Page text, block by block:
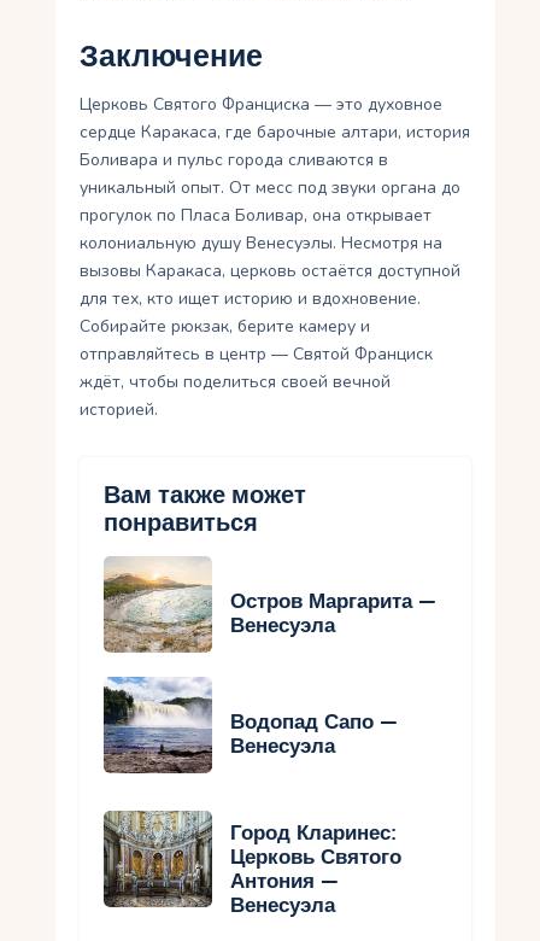
Заключение
Церковь Святого Франциска — это духовное
сердце Каракаса, где барочные алтари, история
Боливара и пульс города сливаются в
уникальный опыт. От месс под звуки органа до
прогулок по Пласа Боливар, она открывает
колониальную душу Венесуэлы. Несмотря на
вызовы Каракаса, церковь остаётся доступной
для тех, кто ищет историю и вдохновение.
Собирайте рюкзак, берите камеру и
отправляйтесь в центр — Святой Франциск
ждёт, чтобы поделиться своей вечной
историей.
Вам также может
понравиться
Остров Маргарита —
Венесуэла
Водопад Сапо —
Венесуэла
Город Кларинес:
Церковь Святого
Антония —
Венесуэла